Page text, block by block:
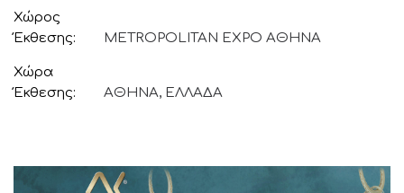
Χώρος
Έκθεσης
METROPOLITAN EXPO ΑΘΗΝΑ
Χώρα
Έκθεσης
ΑΘΗΝΑ, ΕΛΛΑΔΑ